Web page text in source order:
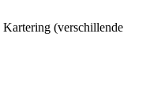
(verschillende